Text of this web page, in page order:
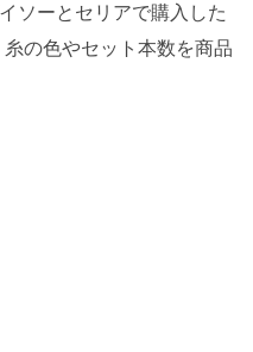
ソーとセリアで購入した
の色やセット本数を商品